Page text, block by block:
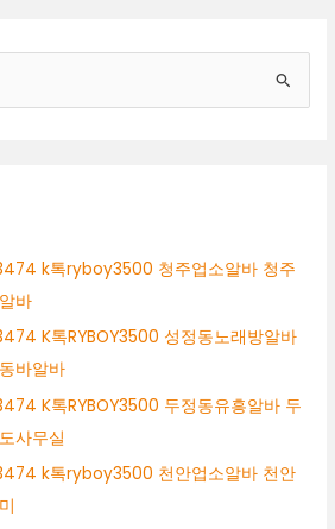
k톡ryboy3500 청주업소알바 청주
바
K톡RYBOY3500 성정동노래방알바
바알바
K톡RYBOY3500 두정동유흥알바 두
사무실
k톡ryboy3500 천안업소알바 천안